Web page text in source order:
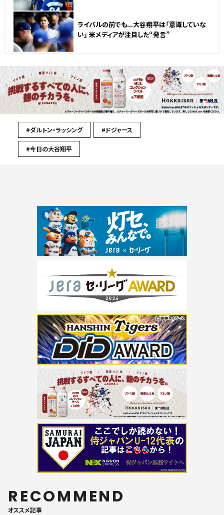
ライバルの前でも...大谷翔平は「意識していな
い」 米メディアが注目した“発言”
#ダルトン・ラッシング #ドジャース
#今日の大谷翔平
RECOMMEND
オススメ記事